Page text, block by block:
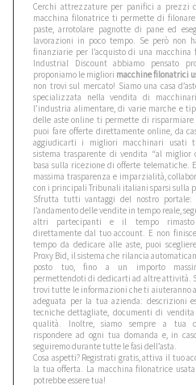
Cerchi attrezzature per panifici a prezzi
macchina filonatrice ti permette di
paste, arrotolare pagnotte di pane ed
lavorazioni in poco tempo. Se però non
finanziarie per l’acquisto di una macchina
Industrial Discount abbiamo pensato
proponiamo le migliori macchine filonatrici
non trovi sul mercato! Siamo una casa
specializzata nella vendita di
l’industria alimentare, di varie marche e
delle aste online ti permette di risparmiare
puoi fare offerte direttamente online, da
aggiudicarti i migliori macchinari usati
sistema trasparente di vendita “al miglior
basa sulla ricezione di offerte telematiche.
massima trasparenza e imparzialità,
con i principali Tribunali italiani sparsi sulla
Sfrutta tutti vantaggi del nostro portale:
l’andamento delle vendite in tempo reale,
altri partecipanti e il tempo rimasto
direttamente dal tuo account. E non
tempo da dedicare alle aste, puoi
Proxy Bid, il sistema che rilancia
posto tuo, fino a un importo
permettendoti di dedicarti ad altre attività.
trovi tutte le informazioni che ti aiuteranno
adeguata per la tua azienda: descrizioni
tecniche dettagliate, documenti di
qualità. Inoltre, siamo sempre a tua
rispondere ad ogni tua domanda e, in
seguiremo durante tutte le fasi dell’asta.
Cosa aspetti? Registrati gratis, attiva il tuo
la tua offerta. La macchina filonatrice
potrebbe essere tua!